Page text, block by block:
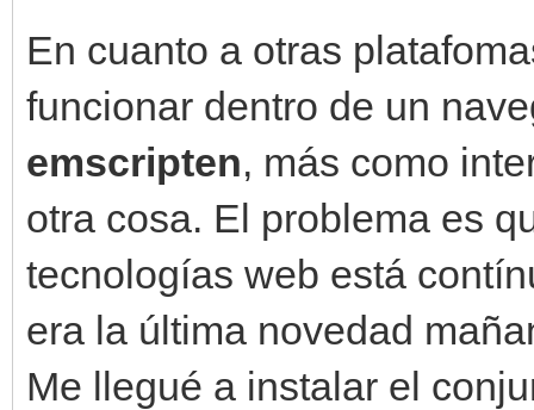
En cuanto a otras
funcionar dentro de un
emscripten, más como
otra cosa. El problema es
tecnologías web está
era la última novedad
Me llegué a instalar el